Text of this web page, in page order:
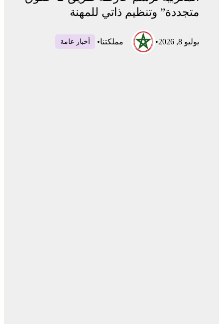
متجددة” وتنظيم ذاتي للمهنة
يوليو 8, 2026 • مملكتنا• أخبار عامة